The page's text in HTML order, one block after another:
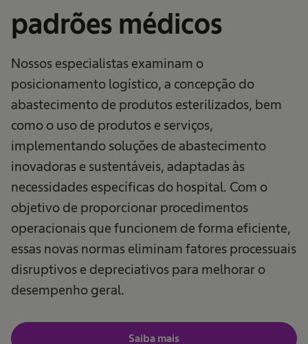
padrões médicos
Nossos especialistas examinam o
posicionamento logístico, a concepção do
abastecimento de produtos esterilizados, bem
como o uso de produtos e serviços,
implementando soluções de abastecimento
inovadoras e sustentáveis, adaptadas às
necessidades específicas do hospital. Com o
objetivo de proporcionar procedimentos
operacionais que funcionem de forma eficiente,
essas novas normas eliminam fatores processuais
disruptivos e depreciativos para melhorar o
desempenho geral.
Saiba mais